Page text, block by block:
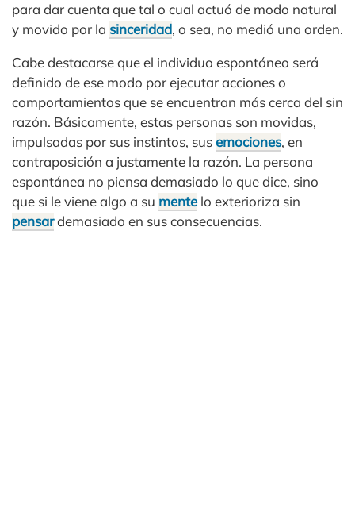
para dar cuenta que tal o cual actuó de modo natural
y movido por la sinceridad, o sea, no medió una orden.
Cabe destacarse que el individuo espontáneo será
definido de ese modo por ejecutar acciones o
comportamientos que se encuentran más cerca del sin
razón. Básicamente, estas personas son movidas,
impulsadas por sus instintos, susemociones, en
contraposición a justamente la razón. La persona
espontánea no piensa demasiado lo que dice, sino
que si le viene algo a su mentelo exterioriza sin
pensardemasiado en sus consecuencias.